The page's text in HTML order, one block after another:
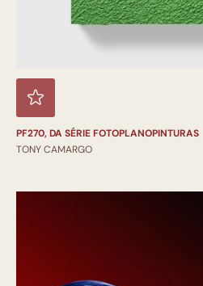
PF270, DA SÉRIE FOTOPLANOPINTURAS
TONY CAMARGO